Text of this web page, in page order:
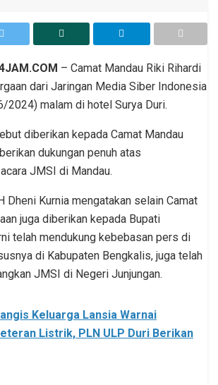
– Camat Mandau Riki Rihardi
dari Jaringan Media Siber Indonesia
2024) malam di hotel Surya Duri.
diberikan kepada Camat Mandau
dukungan penuh atas
JMSI di Mandau.
Dheni Kurnia mengatakan selain Camat
juga diberikan kepada Bupati
telah mendukung kebebasan pers di
di Kabupaten Bengkalis, juga telah
JMSI di Negeri Junjungan.
Keluarga Lansia Warnai
Listrik, PLN ULP Duri Berikan